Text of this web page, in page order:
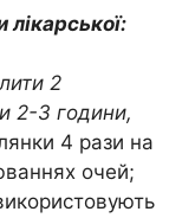
2
2-3 години,
4 рази на
очей;